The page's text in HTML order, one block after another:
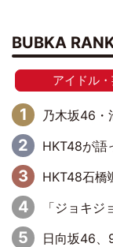
BUBKA
アイドル
乃木坂46・池田瑛紗と中西ア
HKT48が語った“15周
HKT48石橋颯の
「ジョキジョキ
日向坂46、9月30日に18thシ